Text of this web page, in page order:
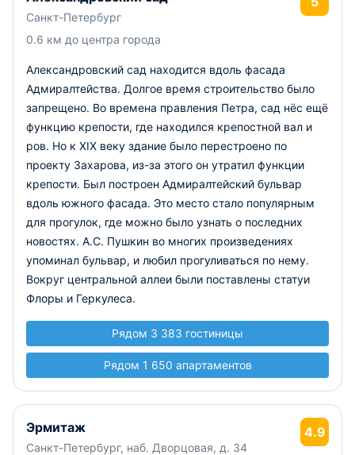
Санкт-Петербург
0.6 км до центра города
Александровский сад находится вдоль фасада
Адмиралтейства. Долгое время строительство было
запрещено. Во времена правления Петра, сад нёс ещё
функцию крепости, где находился крепостной вал и
ров. Но к XIX веку здание было перестроено по
проекту Захарова, из-за этого он утратил функции
крепости. Был построен Адмиралтейский бульвар
вдоль южного фасада. Это место стало популярным
для прогулок, где можно было узнать о последних
новостях. А.С. Пушкин во многих произведениях
упоминал бульвар, и любил прогуливаться по нему.
Вокруг центральной аллеи были поставлены статуи
Флоры и Геркулеса.
Рядом 3 383 гостиницы
Рядом 1 650 апартаментов
Эрмитаж
Санкт-Петербург, наб. Дворцовая, д. 34
4.9